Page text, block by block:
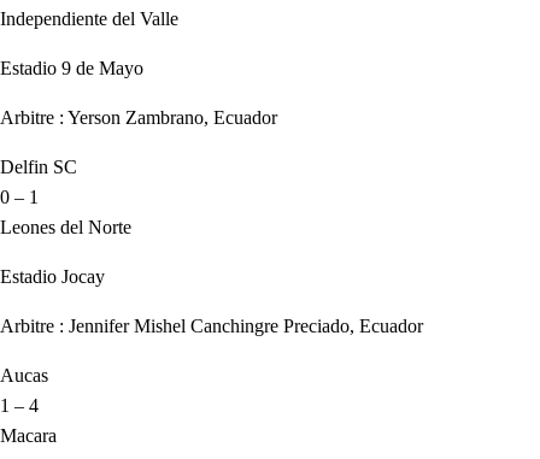
Independiente del Valle
Estadio 9 de Mayo
Arbitre : Yerson Zambrano, Ecuador
Delfin SC
0 – 1
Leones del Norte
Estadio Jocay
Arbitre : Jennifer Mishel Canchingre Preciado, Ecuador
Aucas
1 – 4
Macara